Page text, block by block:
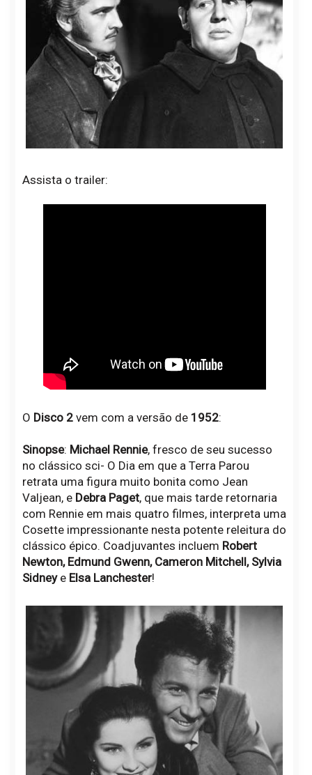
Assista o trailer:
O Disco 2 vem com a versão de 1952:
Sinopse: Michael Rennie, fresco de seu sucesso
no clássico sci- O Dia em que a Terra Parou
retrata uma figura muito bonita como Jean
Valjean, e Debra Paget, que mais tarde retornaria
com Rennie em mais quatro filmes, interpreta uma
Cosette impressionante nesta potente releitura do
clássico épico. Coadjuvantes incluem Robert
Newton, Edmund Gwenn, Cameron Mitchell, Sylvia
Sidney e Elsa Lanchester!